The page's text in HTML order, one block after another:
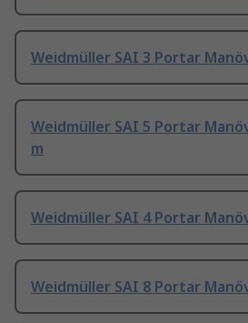
Weidmüller SAI 3 Portar
Weidmüller SAI 5 Portar
m
Weidmüller SAI 4 Portar
Weidmüller SAI 8 Portar